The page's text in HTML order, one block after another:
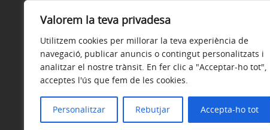
Valorem la teva privadesa
Utilitzem cookies per millorar la teva experiència de
navegació, publicar anuncis o contingut personalitzats i
analitzar el nostre trànsit. En fer clic a "Acceptar-ho tot",
acceptes l'ús que fem de les cookies.
Personalitzar Rebutjar Accepta-ho tot
Horari
De dilluns a divendres de 9.00 a 14.00 hores
Avís legal Política de privacitat